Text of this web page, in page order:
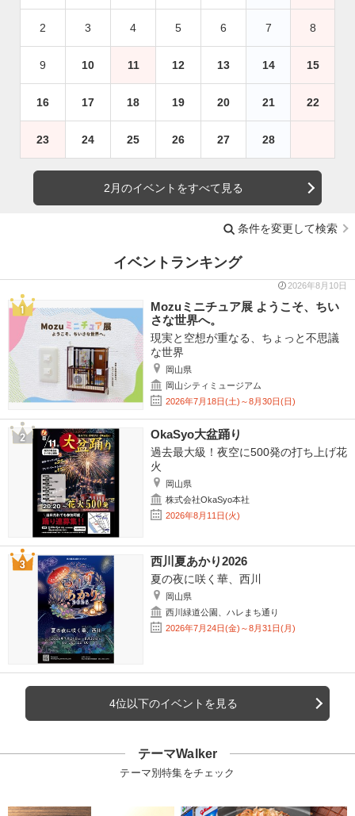
2 3 4 5 6 7 8
9 10 11 12 13 14 15
16 17 18 19 20 21 22
23 24 25 26 27 28
2月のイベントをすべて見る
条件を変更して検索
イベントランキング
2026年8月10日
Mozuミニチュア展 ようこそ、ちい
さな世界へ。
現実と空想が重なる、ちょっと不思議
な世界
岡山県
岡山シティミュージアム
2026年7月18日(土)～8月30日(日)
OkaSyo大盆踊り
過去最大級！夜空に500発の打ち上げ花
火
岡山県
株式会社OkaSyo本社
2026年8月11日(火)
西川夏あかり2026
夏の夜に咲く華、西川
岡山県
西川緑道公園、ハレまち通り
2026年7月24日(金)～8月31日(月)
4位以下のイベントを見る
テーマWalker
テーマ別特集をチェック